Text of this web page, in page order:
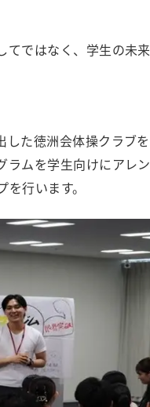
ではなく、学生の未
た徳洲会体操クラブ
ムを学生向けにアレ
行います。